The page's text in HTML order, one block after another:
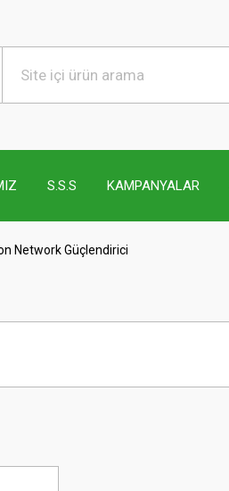
S.S.S KAMPANYALAR
Network Güçlendirici